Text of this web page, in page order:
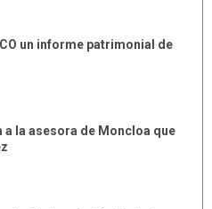
un informe patrimonial de
a la asesora de Moncloa que